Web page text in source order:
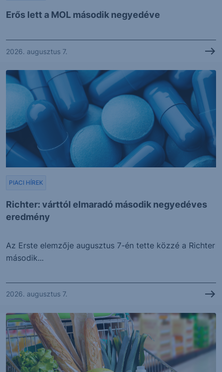
Erős lett a MOL második negyedéve
2026. augusztus 7.
Richter: várttól elmaradó második negyedéves
eredmény
PIACI HÍREK
Az Erste elemzője augusztus 7-én tette közzé a Richter
második...
2026. augusztus 7.